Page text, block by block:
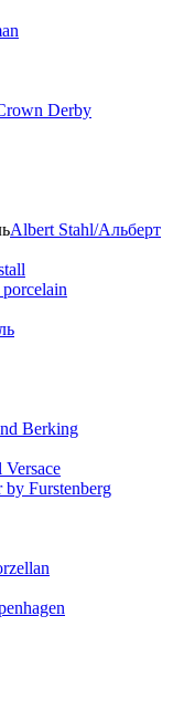
Derby
Albert Stahl/Альбеpт
Berking
Versace
by Furstenberg